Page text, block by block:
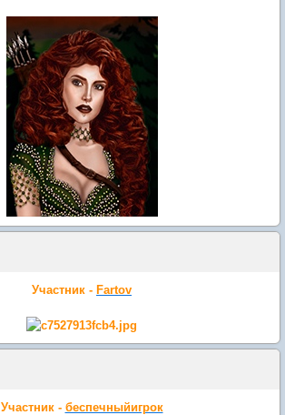
Участник - Fartov
Участник - беспечныйигрок